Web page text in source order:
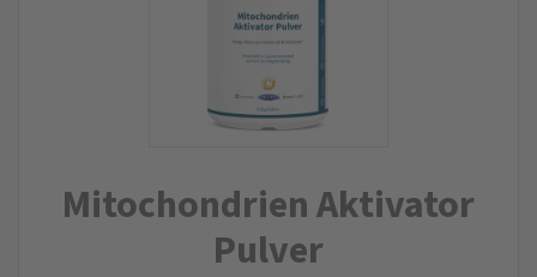
Mitochondrien Aktivator
Pulver